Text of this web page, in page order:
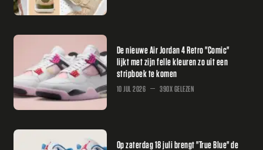
De nieuwe Air Jordan 4 Retro "Comic"
lijkt met zijn felle kleuren zo uit een
stripboek te komen
10 JUL 2026 390X GELEZEN
Op zaterdag 18 juli brengt "True Blue" de